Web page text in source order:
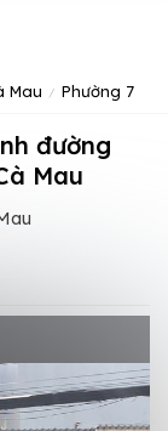
Mau Phường 7
Mau